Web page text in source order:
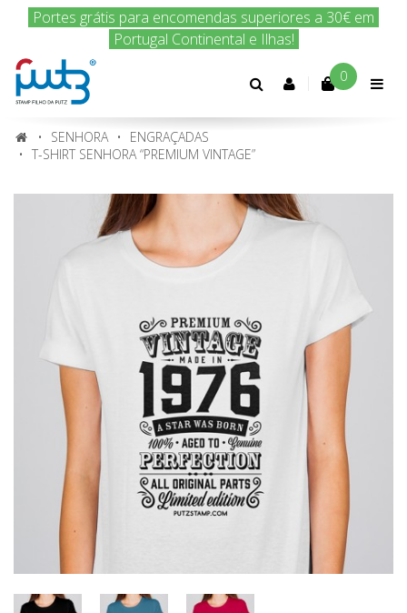
Encomenda hoje e nós enviamos amanhã!
Conta 0
SENHORA
ENGRAÇADAS
T-SHIRT SENHORA “PREMIUM VINTAGE”